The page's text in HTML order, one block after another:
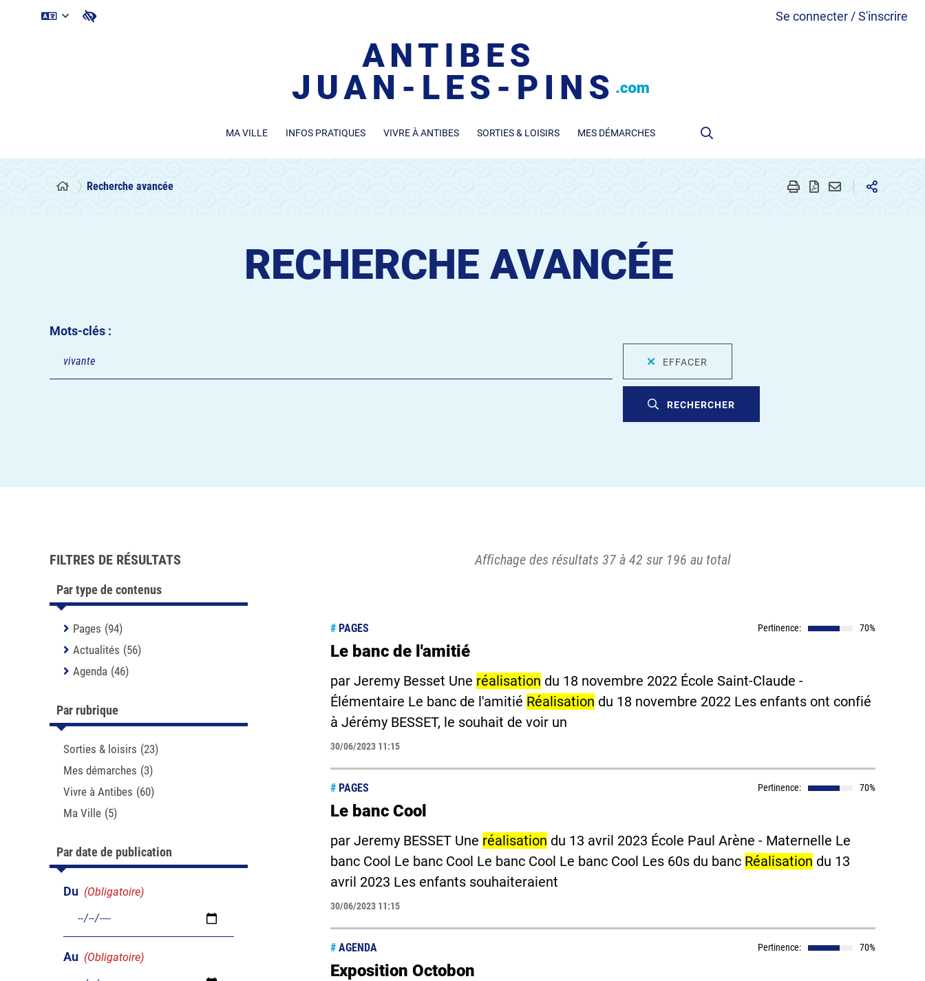
Se connecter / S'inscrire
MA VILLE INFOS PRATIQUES VIVRE À ANTIBES SORTIES & LOISIRS MES DÉMARCHES
Recherche avancée
RECHERCHE AVANCÉE
Mots-clés :
EFFACER
RECHERCHER
Affichage des résultats 37 à 42 sur 196 au total
# PAGES Pertinence: 70%
Le banc de l'amitié
par Jeremy Besset Une réalisation du 18 novembre 2022 École Saint-Claude -
Élémentaire Le banc de l'amitié Réalisation du 18 novembre 2022 Les enfants ont confié
à Jérémy BESSET, le souhait de voir un
30/06/2023 11:15
# PAGES Pertinence: 70%
Le banc Cool
par Jeremy BESSET Une réalisation du 13 avril 2023 École Paul Arène - Maternelle Le
banc Cool Le banc Cool Le banc Cool Le banc Cool Les 60s du banc Réalisation du 13
avril 2023 Les enfants souhaiteraient
30/06/2023 11:15
# AGENDA Pertinence: 70%
Exposition Octobon
FILTRES DE RÉSULTATS
Par type de contenus
Pages (94)
Actualités (56)
Agenda (46)
Par rubrique
Sorties & loisirs (23)
Mes démarches (3)
Vivre à Antibes (60)
Ma Ville (5)
Par date de publication
Du (Obligatoire)
Au (Obligatoire)